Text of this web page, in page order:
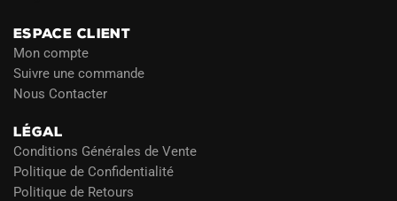
ESPACE CLIENT
Mon compte
Suivre une commande
Nous Contacter
LÉGAL
Conditions Générales de Vente
Politique de Confidentialité
Politique de Retours